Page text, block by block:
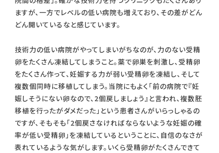
ますが、一方でレベルの低い病院も増えており、その差がどん
どん開いているなと感じています。
技術力の低い病院がやってしまいがちなのが、力のない受精
卵をたくさん凍結してしまうこと。薬で卵巣を刺激し、受精卵
をたくさん作って、妊娠する力が弱い受精卵を凍結し、そして
複数個同時に移植してしまう。当院にもよく「前の病院で『妊
娠しそうにない卵なので、2個戻しましょう』と言われ、複数胚
移植を行ったがダメだった」という患者さんがいらっしゃるの
ですが、そもそも「2個戻さなければならないような妊娠の確
率が低い受精卵」を凍結しているということに、自信のなさが
表れているような気がします。いくら受精卵がたくさんできて